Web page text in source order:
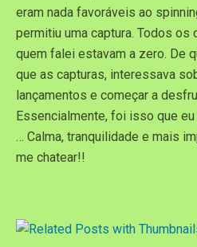
eram nada favoráveis ao
permitiu uma captura. Todos
quem falei estavam a zero. De
que as capturas, interessava
lançamentos e começar a
Essencialmente, foi isso que
… Calma, tranquilidade e mais
me chatear!!